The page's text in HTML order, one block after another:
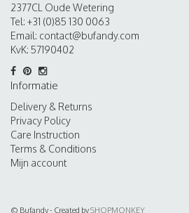
2377CL Oude Wetering
Tel: +31 (0)85 130 0063
Email: contact@bufandy.com
KvK: 57190402
Informatie
Delivery & Returns
Privacy Policy
Care Instruction
Terms & Conditions
Mijn account
© Bufandy - Created bySHOPMONKEY